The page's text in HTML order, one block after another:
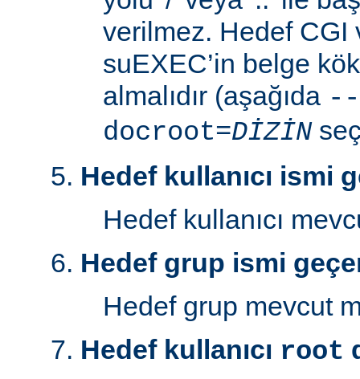
verilmez. Hedef CGI
suEXEC’in belge
almalıdır (aşağıda
docroot=DİZİN
Hedef kullanıcı ismi
Hedef kullanıcı
Hedef grup ismi
Hedef grup mevcut
Hedef kullanıcı root